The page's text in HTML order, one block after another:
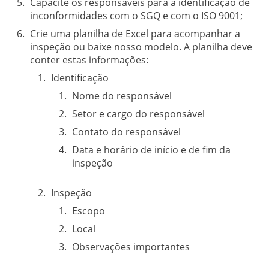
inconformidades com o SGQ e com o ISO 9001;
Crie uma planilha de Excel para acompanhar a
inspeção ou baixe nosso modelo. A planilha deve
conter estas informações:
Identificação
Nome do responsável
Setor e cargo do responsável
Contato do responsável
Data e horário de início e de fim da
inspeção
Inspeção
Escopo
Local
Observações importantes